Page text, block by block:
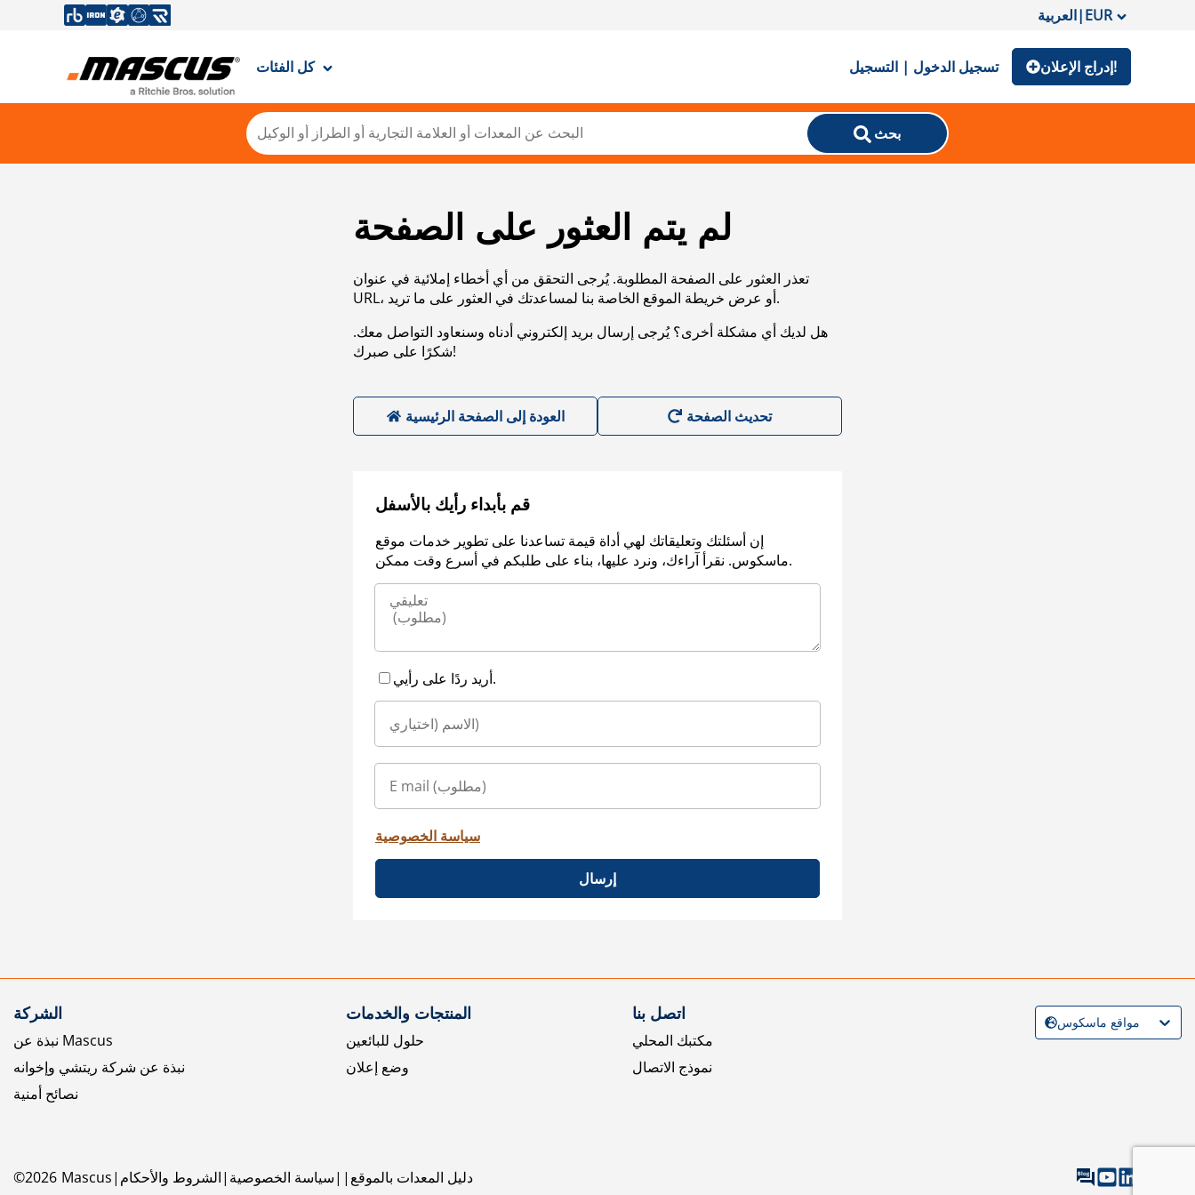
العربية|EUR
كل الفئات تسجيل الدخول | التسجيل إدراج الإعلان!
بحث
لم يتم العثور على الصفحة
تعذر العثور على الصفحة المطلوبة. يُرجى التحقق من أي أخطاء إملائية في عنوان
URL، أو عرض خريطة الموقع الخاصة بنا لمساعدتك في العثور على ما تريد.
هل لديك أي مشكلة أخرى؟ يُرجى إرسال بريد إلكتروني أدناه وسنعاود التواصل معك.
شكرًا على صبرك!
العودة إلى الصفحة الرئيسية
قم بأبداء رأيك بالأسفل
إن أسئلتك وتعليقاتك لهي أداة قيمة تساعدنا على تطوير خدمات موقع
ماسكوس. نقرأ آراءك، ونرد عليها، بناء على طلبكم في أسرع وقت ممكن.
أريد ردًا على رأيي.
سياسة الخصوصية
إرسال
الشركة
نبذة عن Mascus
نبذة عن شركة ريتشي وإخوانه
نصائح أمنية
المنتجات والخدمات
حلول للبائعين
وضع إعلان
اتصل بنا
مكتبك المحلي
نموذج الاتصال
©2026 Mascus الشروط والأحكام سياسة الخصوصية دليل المعدات بالموقع
مواقع ماسكوس